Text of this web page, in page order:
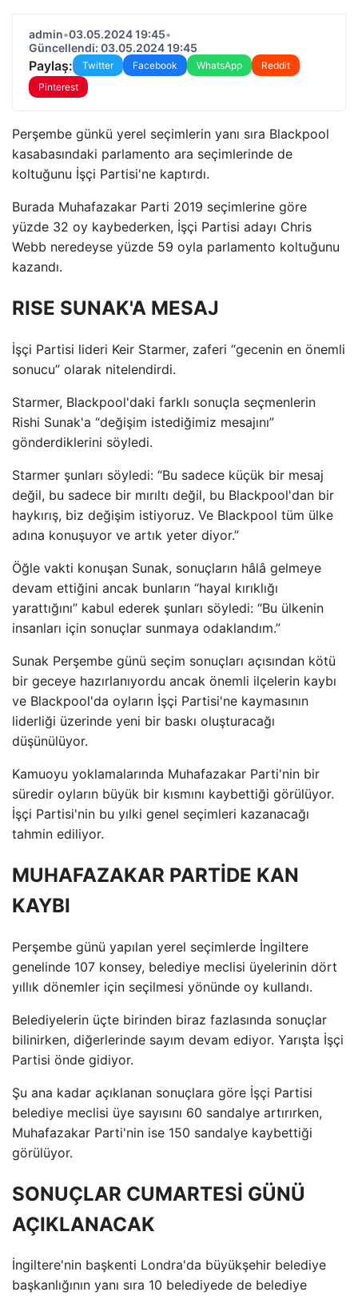
admin•03.05.2024 19:45•
Güncellendi: 03.05.2024 19:45
Paylaş: Twitter Facebook WhatsApp
Reddit
Pinterest
Perşembe günkü yerel seçimlerin yanı sıra Blackpool
kasabasındaki parlamento ara seçimlerinde de
koltuğunu İşçi Partisi'ne kaptırdı.
Burada Muhafazakar Parti 2019 seçimlerine göre
yüzde 32 oy kaybederken, İşçi Partisi adayı Chris
Webb neredeyse yüzde 59 oyla parlamento koltuğunu
kazandı.
RISE SUNAK'A MESAJ
İşçi Partisi lideri Keir Starmer, zaferi “gecenin en önemli
sonucu” olarak nitelendirdi.
Starmer, Blackpool'daki farklı sonuçla seçmenlerin
Rishi Sunak'a “değişim istediğimiz mesajını”
gönderdiklerini söyledi.
Starmer şunları söyledi: “Bu sadece küçük bir mesaj
değil, bu sadece bir mırıltı değil, bu Blackpool'dan bir
haykırış, biz değişim istiyoruz. Ve Blackpool tüm ülke
adına konuşuyor ve artık yeter diyor.”
Öğle vakti konuşan Sunak, sonuçların hâlâ gelmeye
devam ettiğini ancak bunların “hayal kırıklığı
yarattığını” kabul ederek şunları söyledi: “Bu ülkenin
insanları için sonuçlar sunmaya odaklandım.”
Sunak Perşembe günü seçim sonuçları açısından kötü
bir geceye hazırlanıyordu ancak önemli ilçelerin kaybı
ve Blackpool'da oyların İşçi Partisi'ne kaymasının
liderliği üzerinde yeni bir baskı oluşturacağı
düşünülüyor.
Kamuoyu yoklamalarında Muhafazakar Parti'nin bir
süredir oyların büyük bir kısmını kaybettiği görülüyor.
İşçi Partisi'nin bu yılki genel seçimleri kazanacağı
tahmin ediliyor.
MUHAFAZAKAR PARTİDE KAN
KAYBI
Perşembe günü yapılan yerel seçimlerde İngiltere
genelinde 107 konsey, belediye meclisi üyelerinin dört
yıllık dönemler için seçilmesi yönünde oy kullandı.
Belediyelerin üçte birinden biraz fazlasında sonuçlar
bilinirken, diğerlerinde sayım devam ediyor. Yarışta İşçi
Partisi önde gidiyor.
Şu ana kadar açıklanan sonuçlara göre İşçi Partisi
belediye meclisi üye sayısını 60 sandalye artırırken,
Muhafazakar Parti'nin ise 150 sandalye kaybettiği
görülüyor.
SONUÇLAR CUMARTESİ GÜNÜ
AÇIKLANACAK
İngiltere'nin başkenti Londra'da büyükşehir belediye
başkanlığının yanı sıra 10 belediyede de belediye